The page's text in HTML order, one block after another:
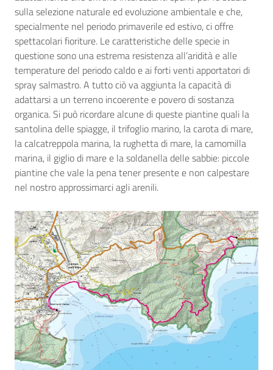
sulla selezione naturale ed evoluzione ambientale e che,
specialmente nel periodo primaverile ed estivo, ci offre
spettacolari fioriture. Le caratteristiche delle specie in
questione sono una estrema resistenza all’aridità e alle
temperature del periodo caldo e ai forti venti apportatori di
spray salmastro. A tutto ciò va aggiunta la capacità di
adattarsi a un terreno incoerente e povero di sostanza
organica. Si può ricordare alcune di queste piantine quali la
santolina delle spiagge, il trifoglio marino, la carota di mare,
la calcatreppola marina, la rughetta di mare, la camomilla
marina, il giglio di mare e la soldanella delle sabbie: piccole
piantine che vale la pena tener presente e non calpestare
nel nostro approssimarci agli arenili.